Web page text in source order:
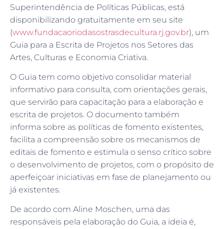
Superintendência de Políticas Públicas, está
disponibilizando gratuitamente em seu site
(www.fundacaoriodasostrasdecultura.rj.gov.br), um
Guia para a Escrita de Projetos nos Setores das
Artes, Culturas e Economia Criativa.
O Guia tem como objetivo consolidar material
informativo para consulta, com orientações gerais,
que servirão para capacitação para a elaboração e
escrita de projetos. O documento também
informa sobre as políticas de fomento existentes,
facilita a compreensão sobre os mecanismos de
editais de fomento e estimula o senso crítico sobre
o desenvolvimento de projetos, com o propósito de
aperfeiçoar iniciativas em fase de planejamento ou
já existentes.
De acordo com Aline Moschen, uma das
responsáveis pela elaboração do Guia, a ideia é,